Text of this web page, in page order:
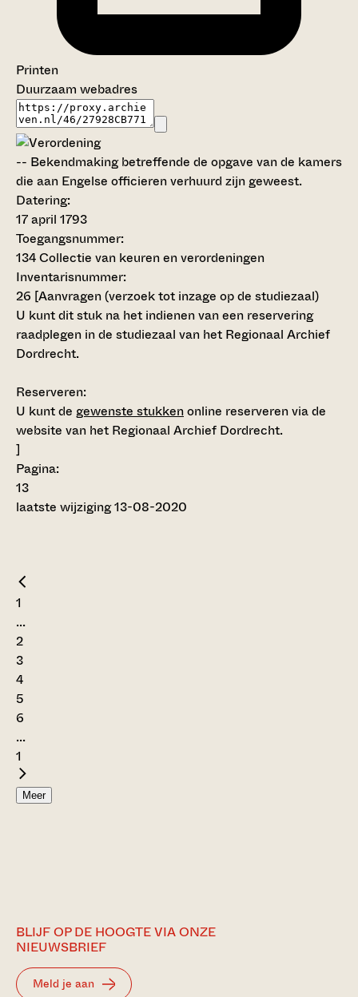
Printen
Duurzaam webadres
-- Bekendmaking betreffende de opgave van de kamers
die aan Engelse officieren verhuurd zijn geweest.
Datering:
17 april 1793
Toegangsnummer:
134 Collectie van keuren en verordeningen
Inventarisnummer:
26 [Aanvragen (verzoek tot inzage op de studiezaal)
U kunt dit stuk na het indienen van een reservering
raadplegen in de studiezaal van het Regionaal Archief
Dordrecht.
Reserveren:
U kunt de gewenste stukkenonline reserveren via de
website van het Regionaal Archief Dordrecht.
]
Pagina:
13
laatste wijziging 13-08-2020
1
...
2
3
4
5
6
...
1
Meer
BLIJF OP DE HOOGTE VIA ONZE
NIEUWSBRIEF
Meld je aan